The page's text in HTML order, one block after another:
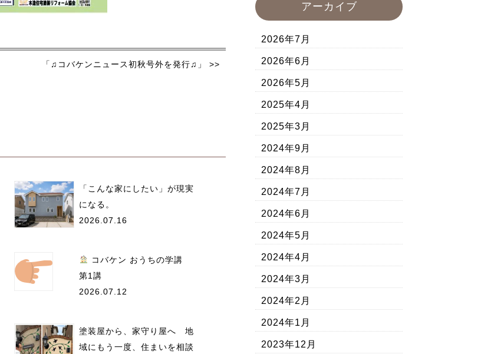
「♫コバケンニュース初秋号外を発行♫」 >>
「こんな家にしたい」が現実
になる。
2026.07.16
コバケン おうちの学講
第1講
2026.07.12
塗装屋から、家守り屋へ 地
域にもう一度、住まいを相談
アーカイブ
2026年7月
2026年6月
2026年5月
2025年4月
2025年3月
2024年9月
2024年8月
2024年7月
2024年6月
2024年5月
2024年4月
2024年3月
2024年2月
2024年1月
2023年12月